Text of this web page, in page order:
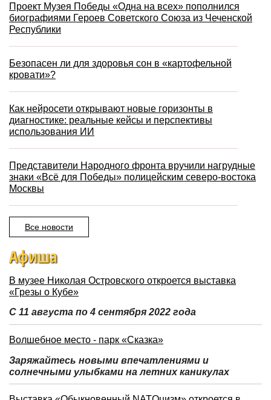
Проект Музея Победы «Одна на всех» пополнился
биографиями Героев Советского Союза из Чеченской
Республики
Безопасен ли для здоровья сон в «картофельной
кровати»?
Как нейросети открывают новые горизонты в
диагностике: реальные кейсы и перспективы
использования ИИ
Представители Народного фронта вручили нагрудные
знаки «Всё для Победы» полицейским северо-востока
Москвы
Все новости
Афиша
В музее Николая Островского откроется выставка
«Грезы о Кубе»
С 11 августа по 4 сентября 2022 года
Волшебное место - парк «Сказка»
Заряжайтесь новыми впечатлениями и
солнечными улыбками на летних каникулах